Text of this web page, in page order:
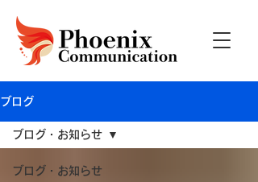
ブログ
ブログ・お知らせ
ブログ・お知らせ